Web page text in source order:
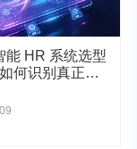
能 HR 系统选型
何识别真正